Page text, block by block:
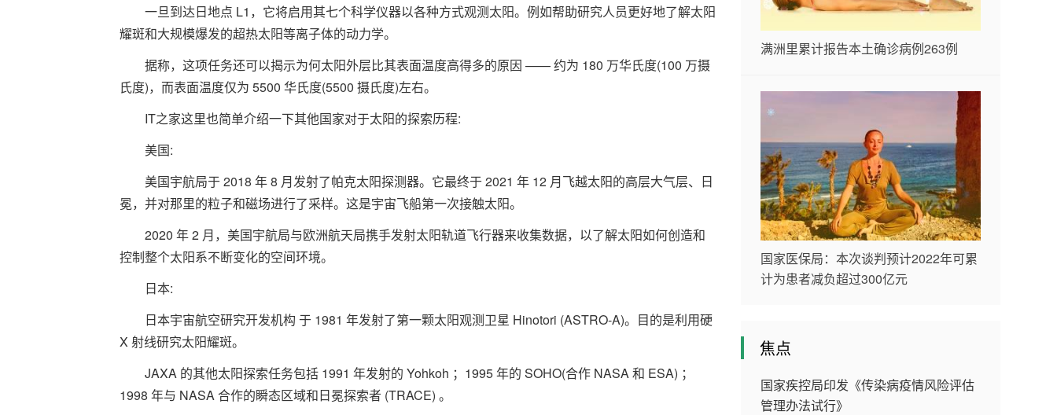
一旦到达日地点 L1，它将启用其七个科学仪器以各种方式观测太阳。例如帮助研究人员更好地了解太阳
耀斑和大规模爆发的超热太阳等离子体的动力学。
据称，这项任务还可以揭示为何太阳外层比其表面温度高得多的原因 —— 约为 180 万华氏度(100 万摄
氏度)，而表面温度仅为 5500 华氏度(5500 摄氏度)左右。
IT之家这里也简单介绍一下其他国家对于太阳的探索历程:
美国:
美国宇航局于 2018 年 8 月发射了帕克太阳探测器。它最终于 2021 年 12 月飞越太阳的高层大气层、日
冕，并对那里的粒子和磁场进行了采样。这是宇宙飞船第一次接触太阳。
2020 年 2 月，美国宇航局与欧洲航天局携手发射太阳轨道飞行器来收集数据，以了解太阳如何创造和
控制整个太阳系不断变化的空间环境。
日本:
日本宇宙航空研究开发机构 于 1981 年发射了第一颗太阳观测卫星 Hinotori (ASTRO-A)。目的是利用硬
X 射线研究太阳耀斑。
JAXA 的其他太阳探索任务包括 1991 年发射的 Yohkoh ；1995 年的 SOHO(合作 NASA 和 ESA) ；
1998 年与 NASA 合作的瞬态区域和日冕探索者 (TRACE) 。
满洲里累计报告本土确诊病例263例
国家医保局：本次谈判预计2022年可累
计为患者减负超过300亿元
焦点
国家疾控局印发《传染病疫情风险评估
管理办法试行》